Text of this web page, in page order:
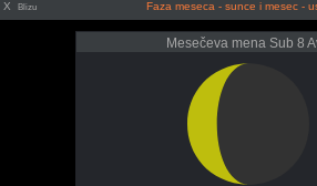
X Blizu Faza meseca - sunce i mesec -
Mesečeva mena Sub 8